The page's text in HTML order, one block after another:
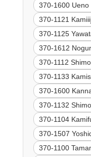
370-1600 Ueno
370-1121
370-1125
370-1612
370-1112
370-1133
370-1600
370-1132
370-1104
370-1507
370-1100